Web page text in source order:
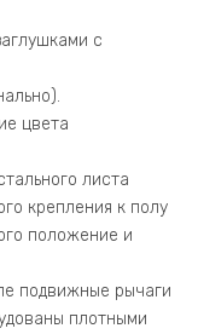
с
цвета
листа
крепления к полу
положение и
подвижные рычаги
плотными